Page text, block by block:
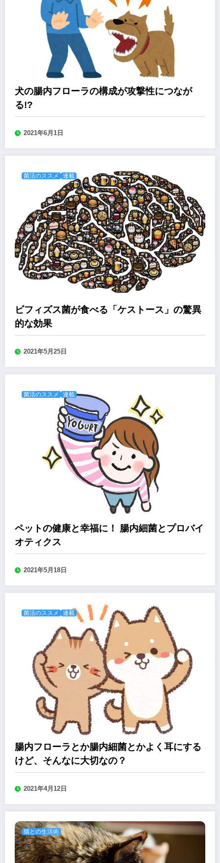
犬の腸内フローラの構成が攻撃性につなが
る!?
2021年6月1日
菌活のススメ 連載
ビフィズス菌が食べる「ケストース」の驚異
的な効果
2021年5月25日
菌活のススメ 連載
ペットの健康と幸福に！ 腸内細菌とプロバイ
オティクス
2021年5月18日
菌活のススメ 連載
腸内フローラとか腸内細菌とかよく耳にする
けど、そんなに大切なの？
2021年4月12日
猫との生活術